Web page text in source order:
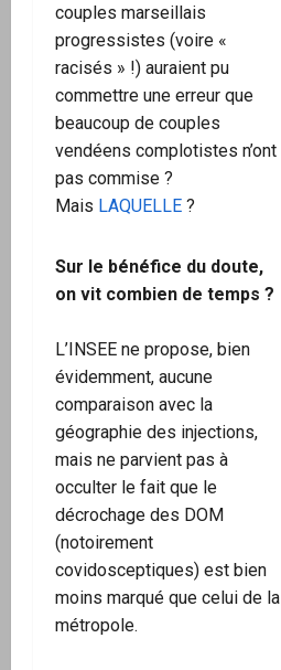
couples marseillais
progressistes (voire «
racisés » !) auraient pu
commettre une erreur que
beaucoup de couples
vendéens complotistes n’ont
pas commise ?
Mais LAQUELLE ?
Sur le bénéfice du doute,
on vit combien de temps ?
L’INSEE ne propose, bien
évidemment, aucune
comparaison avec la
géographie des injections,
mais ne parvient pas à
occulter le fait que le
décrochage des DOM
(notoirement
covidosceptiques) est bien
moins marqué que celui de la
métropole.